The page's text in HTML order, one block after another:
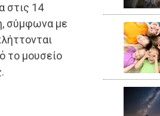
στις 14
σύμφωνα με
το μουσείο